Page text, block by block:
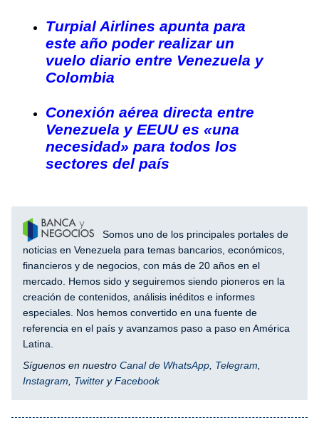
Turpial Airlines apunta para
este año poder realizar un
vuelo diario entre Venezuela y
Colombia
Conexión aérea directa entre
Venezuela y EEUU es «una
necesidad» para todos los
sectores del país
Somos uno de los principales portales de
noticias en Venezuela para temas bancarios, económicos,
financieros y de negocios, con más de 20 años en el
mercado. Hemos sido y seguiremos siendo pioneros en la
creación de contenidos, análisis inéditos e informes
especiales. Nos hemos convertido en una fuente de
referencia en el país y avanzamos paso a paso en América
Latina.
Síguenos en nuestro Canal de WhatsApp Telegram
Instagram
Twitter yFacebook